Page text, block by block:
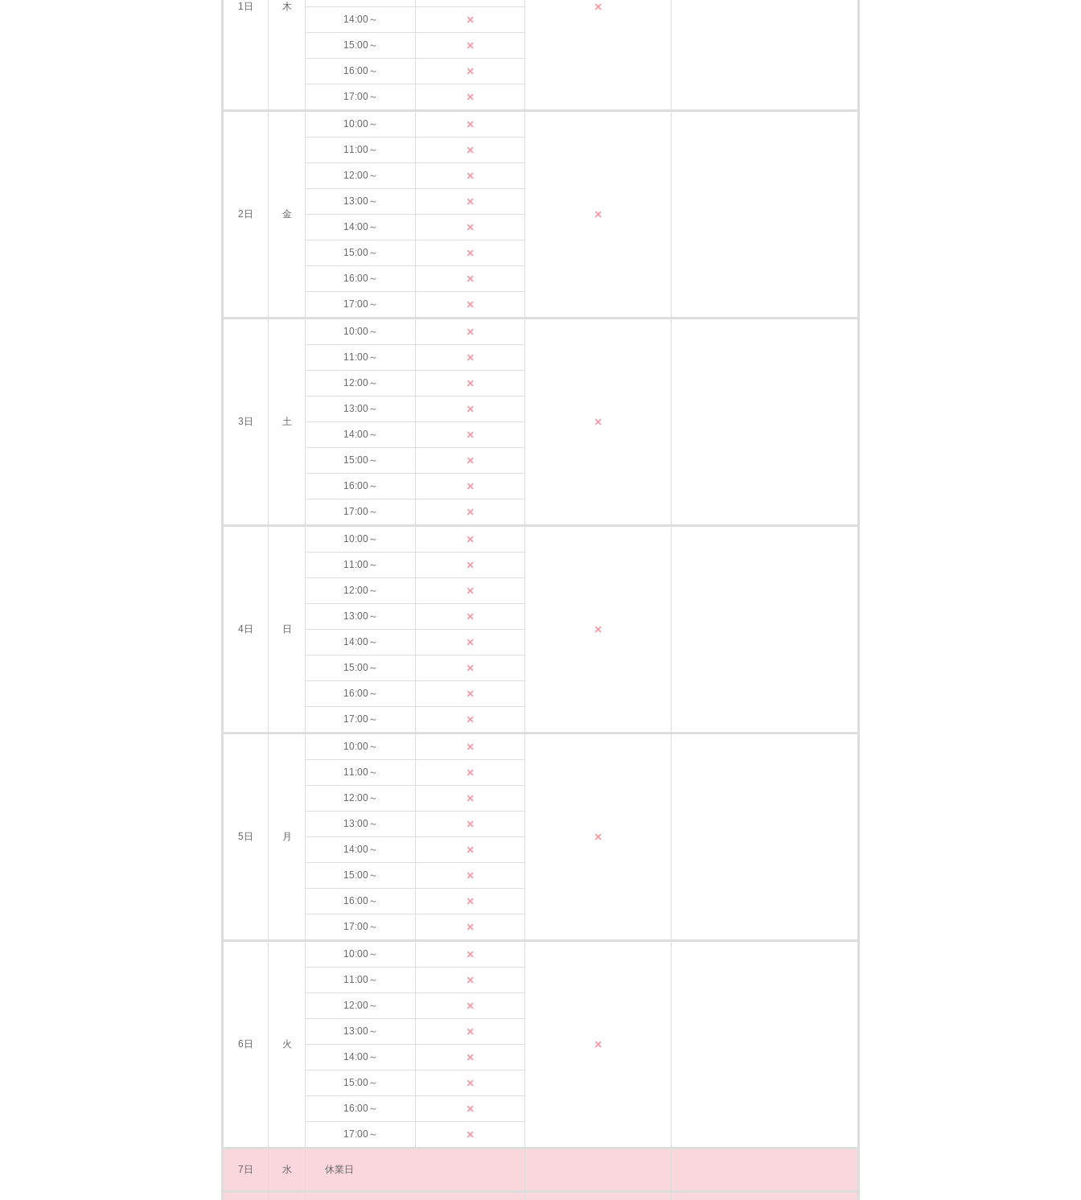
1日 木
14:00～ ×
15:00～ ×
16:00～ ×
17:00～ ×
×
2日 金
10:00～ ×
11:00～ ×
12:00～ ×
13:00～ ×
14:00～ ×
15:00～ ×
16:00～ ×
17:00～ ×
×
3日 土
10:00～ ×
11:00～ ×
12:00～ ×
13:00～ ×
14:00～ ×
15:00～ ×
16:00～ ×
17:00～ ×
×
4日 日
10:00～ ×
11:00～ ×
12:00～ ×
13:00～ ×
14:00～ ×
15:00～ ×
16:00～ ×
17:00～ ×
×
5日 月
10:00～ ×
11:00～ ×
12:00～ ×
13:00～ ×
14:00～ ×
15:00～ ×
16:00～ ×
17:00～ ×
×
6日 火
10:00～ ×
11:00～ ×
12:00～ ×
13:00～ ×
14:00～ ×
15:00～ ×
16:00～ ×
17:00～ ×
×
7日 水 休業日